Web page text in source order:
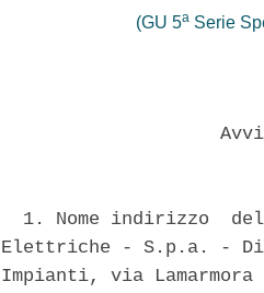
(GU 5a Serie
1. Nome indirizzo
Elettriche - S.p.a. -
Impianti, via Lamarmora